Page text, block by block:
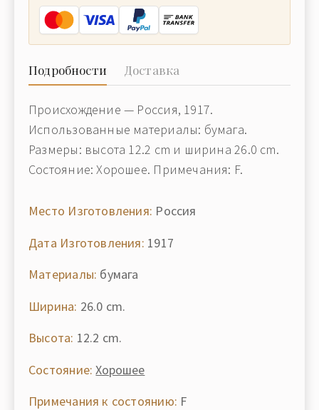
Подробности Доставка
Происхождение — Россия, 1917.
Использованные материалы: бумага.
Размеры: высота 12.2 cm и ширина 26.0 cm.
Состояние: Хорошее. Примечания: F.
Место Изготовления: Россия
Дата Изготовления: 1917
Материалы: бумага
Ширина: 26.0 cm.
Высота: 12.2 cm.
Состояние: Хорошее
Примечания к состоянию: F